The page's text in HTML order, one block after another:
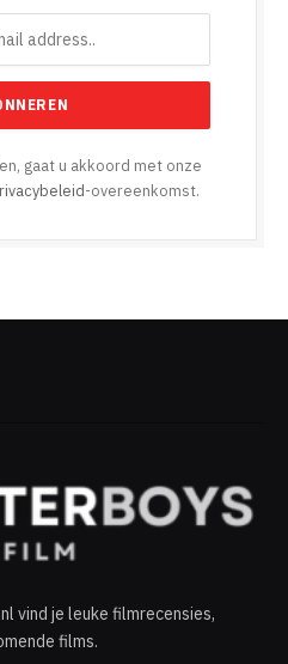
gaat u akkoord met onze
-overeenkomst.
vind je leuke filmrecensies,
films.